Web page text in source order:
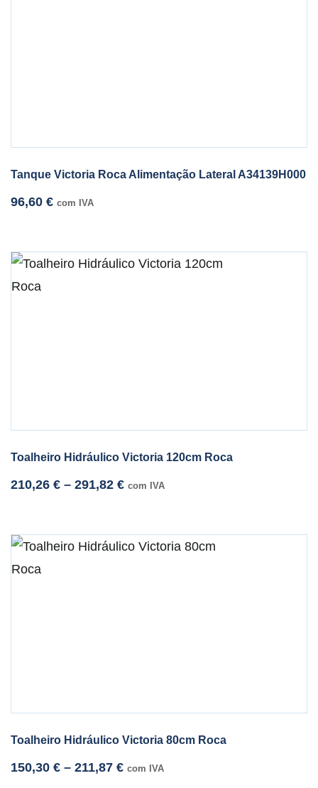
Tanque Victoria Roca Alimentação Lateral A34139H000
96,60 € com IVA
Toalheiro Hidráulico Victoria 120cm Roca
210,26 € – 291,82 € com IVA
Toalheiro Hidráulico Victoria 80cm Roca
150,30 € – 211,87 € com IVA